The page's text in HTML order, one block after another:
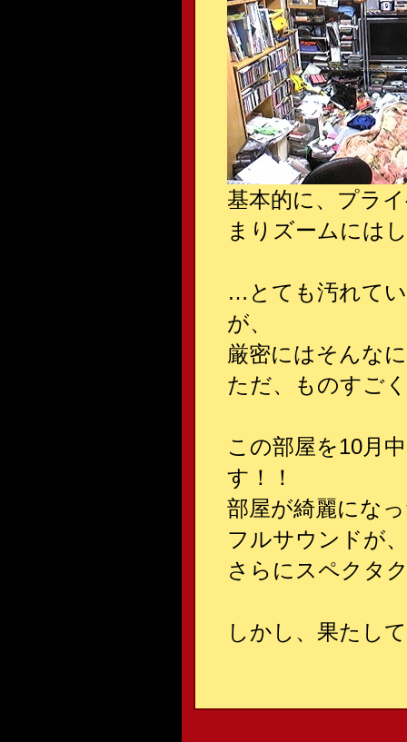
基本的に、プラ
まりズームには
…とても汚れて
が、
厳密にはそんな
ただ、ものすご
この部屋を10月
す！！
部屋が綺麗にな
フルサウンドが、
さらにスペクタ
しかし、果たし